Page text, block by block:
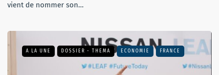
vient de nommer son…
A LA UNE DOSSIER - THEMA ECONOMIE FRANCE